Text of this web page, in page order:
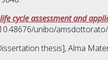
cycle assessment and
unibo/
thesis], Alma